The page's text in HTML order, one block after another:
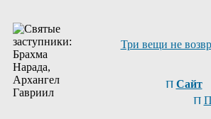
Три вещи не
Сайт